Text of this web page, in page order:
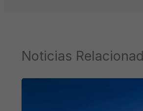
Noticias